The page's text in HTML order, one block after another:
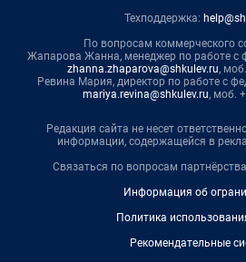
Техподдержка:
По вопросам коммерческого
Жапарова Жанна, менеджер по работе с
zhanna.zhaparova@shkulev.ru,
Ревина Мария, директор по работе с
mariya.revina@shkulev.ru, моб.
Редакция сайта не несет
информации, содержащейся в
Связаться по вопросам
Информация об
Политика
Рекомендательные